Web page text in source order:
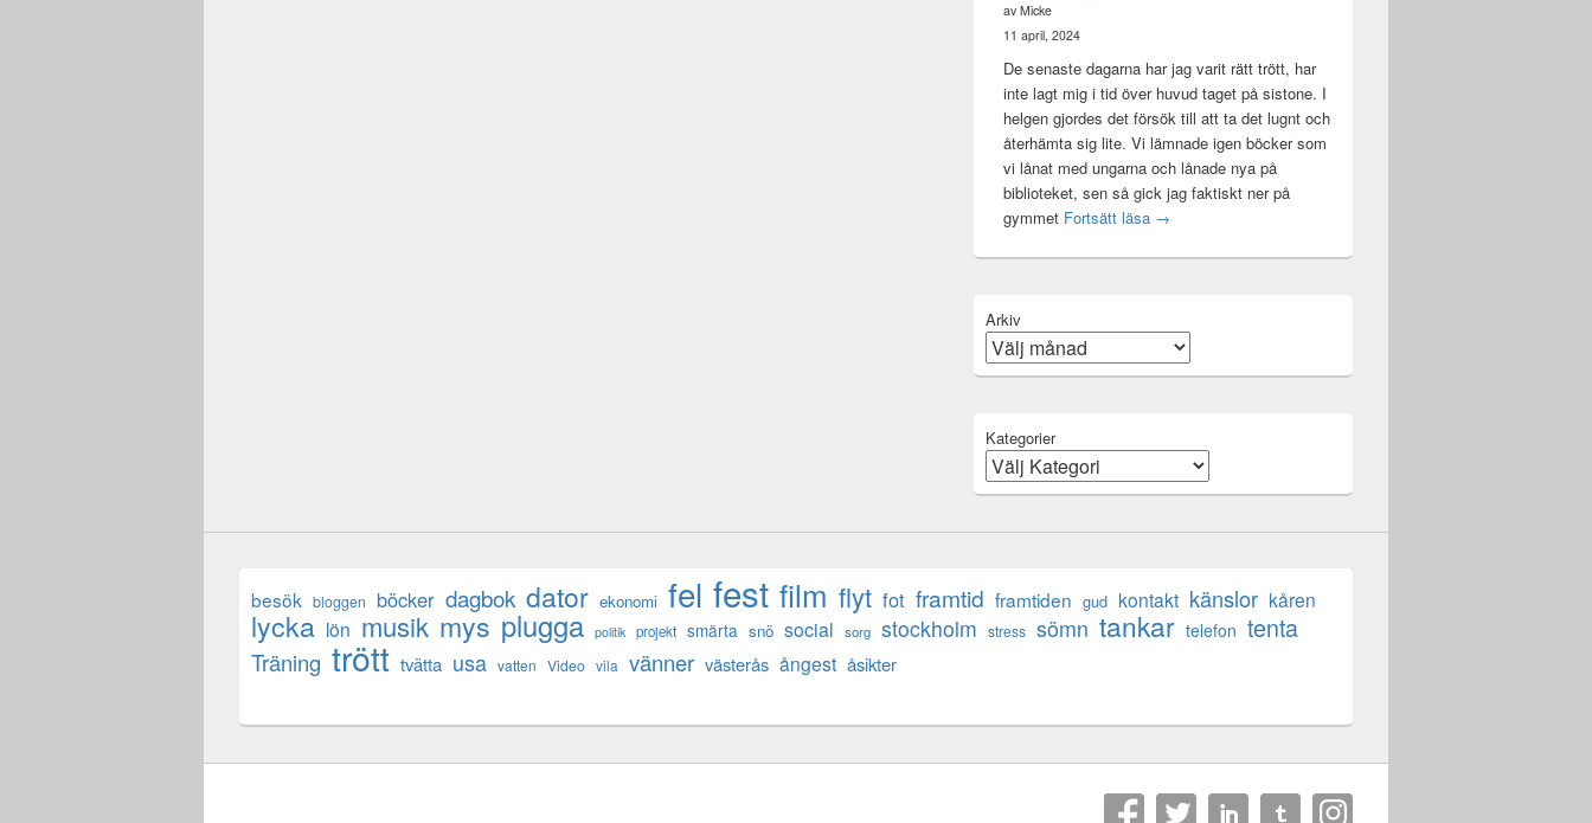
av Micke
11 april, 2024
De senaste dagarna har jag varit rätt trött, har
inte lagt mig i tid över huvud taget på sistone. I
helgen gjordes det försök till att ta det lugnt och
återhämta sig lite. Vi lämnade igen böcker som
vi lånat med ungarna och lånade nya på
biblioteket, sen så gick jag faktiskt ner på
gymmet Fortsätt läsa Mental anteckning
→
Arkiv
Kategorier
besök bloggen böcker dagbok dator ekonomi fel fest film flyt fot framtid framtiden gud kontakt känslor kåren
lycka lön musik mys plugga politik projekt smärta snö social sorg stockholm stress sömn tankar telefon tenta
Träning trött tvätta usa vatten Video vila vänner västerås ångest åsikter